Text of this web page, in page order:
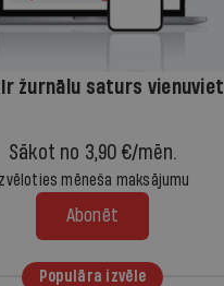
žurnālu saturs vienuviet
Sākot no 3,90 €/mēn.
Izvēloties mēneša maksājumu
Abonēt
Populāra izvēle